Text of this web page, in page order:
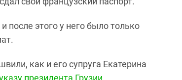
и после этого у него было только
как и его супруга Екатерина
президента Грузии.